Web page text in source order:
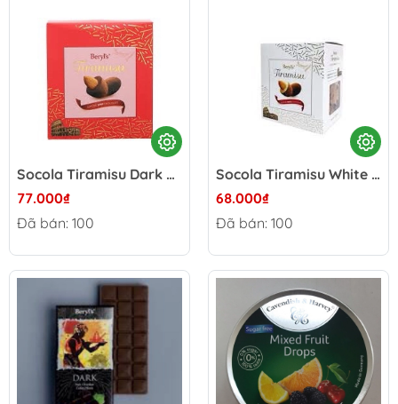
Socola Tiramisu Dark Beryls 100g - Malaysia
77.000₫
Đã bán: 100
Socola Tiramisu White Beryls 100g - Malaysia
68.000₫
Đã bán: 100